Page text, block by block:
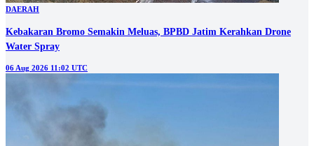
DAERAH
Kebakaran Bromo Semakin Meluas, BPBD Jatim Kerahkan Drone
Water Spray
06 Aug 2026 11:02 UTC